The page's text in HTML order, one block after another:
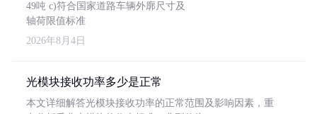
49吨 c)符合国家道路车辆外廓尺寸及
轴荷限值标准
2026年8月4日
光模块接收功率多少是正常
本文详细解答光模块接收功率的正常范围及影响因素，重